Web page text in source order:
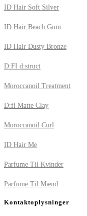
ID Hair Soft Silver
ID Hair Beach Gum
ID Hair Dusty Bronze
D:FI d:struct
Moroccanoil Treatment
D:fi Matte Clay
Moroccanoil Curl
ID Hair Me
Parfume Til Kvinder
Parfume Til Mænd
Kontaktoplysninger